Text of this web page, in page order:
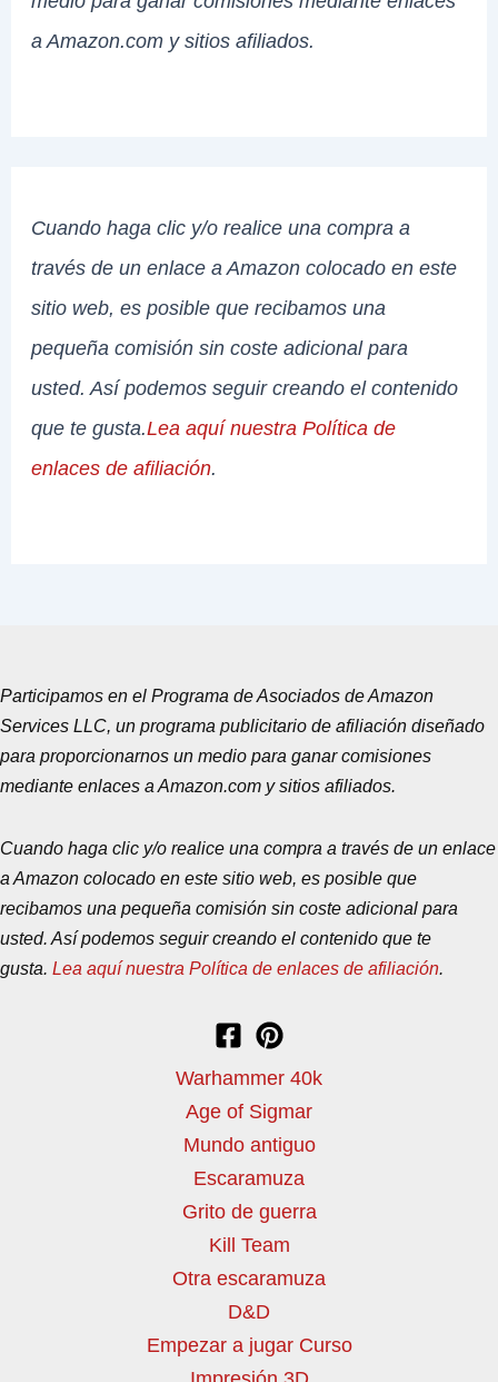
a Amazon.com y sitios afiliados.
Cuando haga clic y/o realice una compra a
través de un enlace a Amazon colocado en este
sitio web, es posible que recibamos una
pequeña comisión sin coste adicional para
usted. Así podemos seguir creando el contenido
que te gusta.Lea aquí nuestra Política de
enlaces de afiliación.
Participamos en el Programa de Asociados de Amazon
Services LLC, un programa publicitario de afiliación diseñado
para proporcionarnos un medio para ganar comisiones
mediante enlaces a Amazon.com y sitios afiliados.
Cuando haga clic y/o realice una compra a través de un enlace
a Amazon colocado en este sitio web, es posible que
recibamos una pequeña comisión sin coste adicional para
usted. Así podemos seguir creando el contenido que te
gusta. Lea aquí nuestra Política de enlaces de afiliación.
Warhammer 40k
Age of Sigmar
Mundo antiguo
Escaramuza
Grito de guerra
Kill Team
Otra escaramuza
D&D
Empezar a jugar Curso